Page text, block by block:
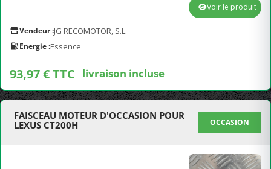
Vendeur :JG RECOMOTOR, S.L.
Energie :Essence
93,97 € TTC livraison incluse
Voir le produit
FAISCEAU MOTEUR D'OCCASION POUR
LEXUS CT200H
OCCASION